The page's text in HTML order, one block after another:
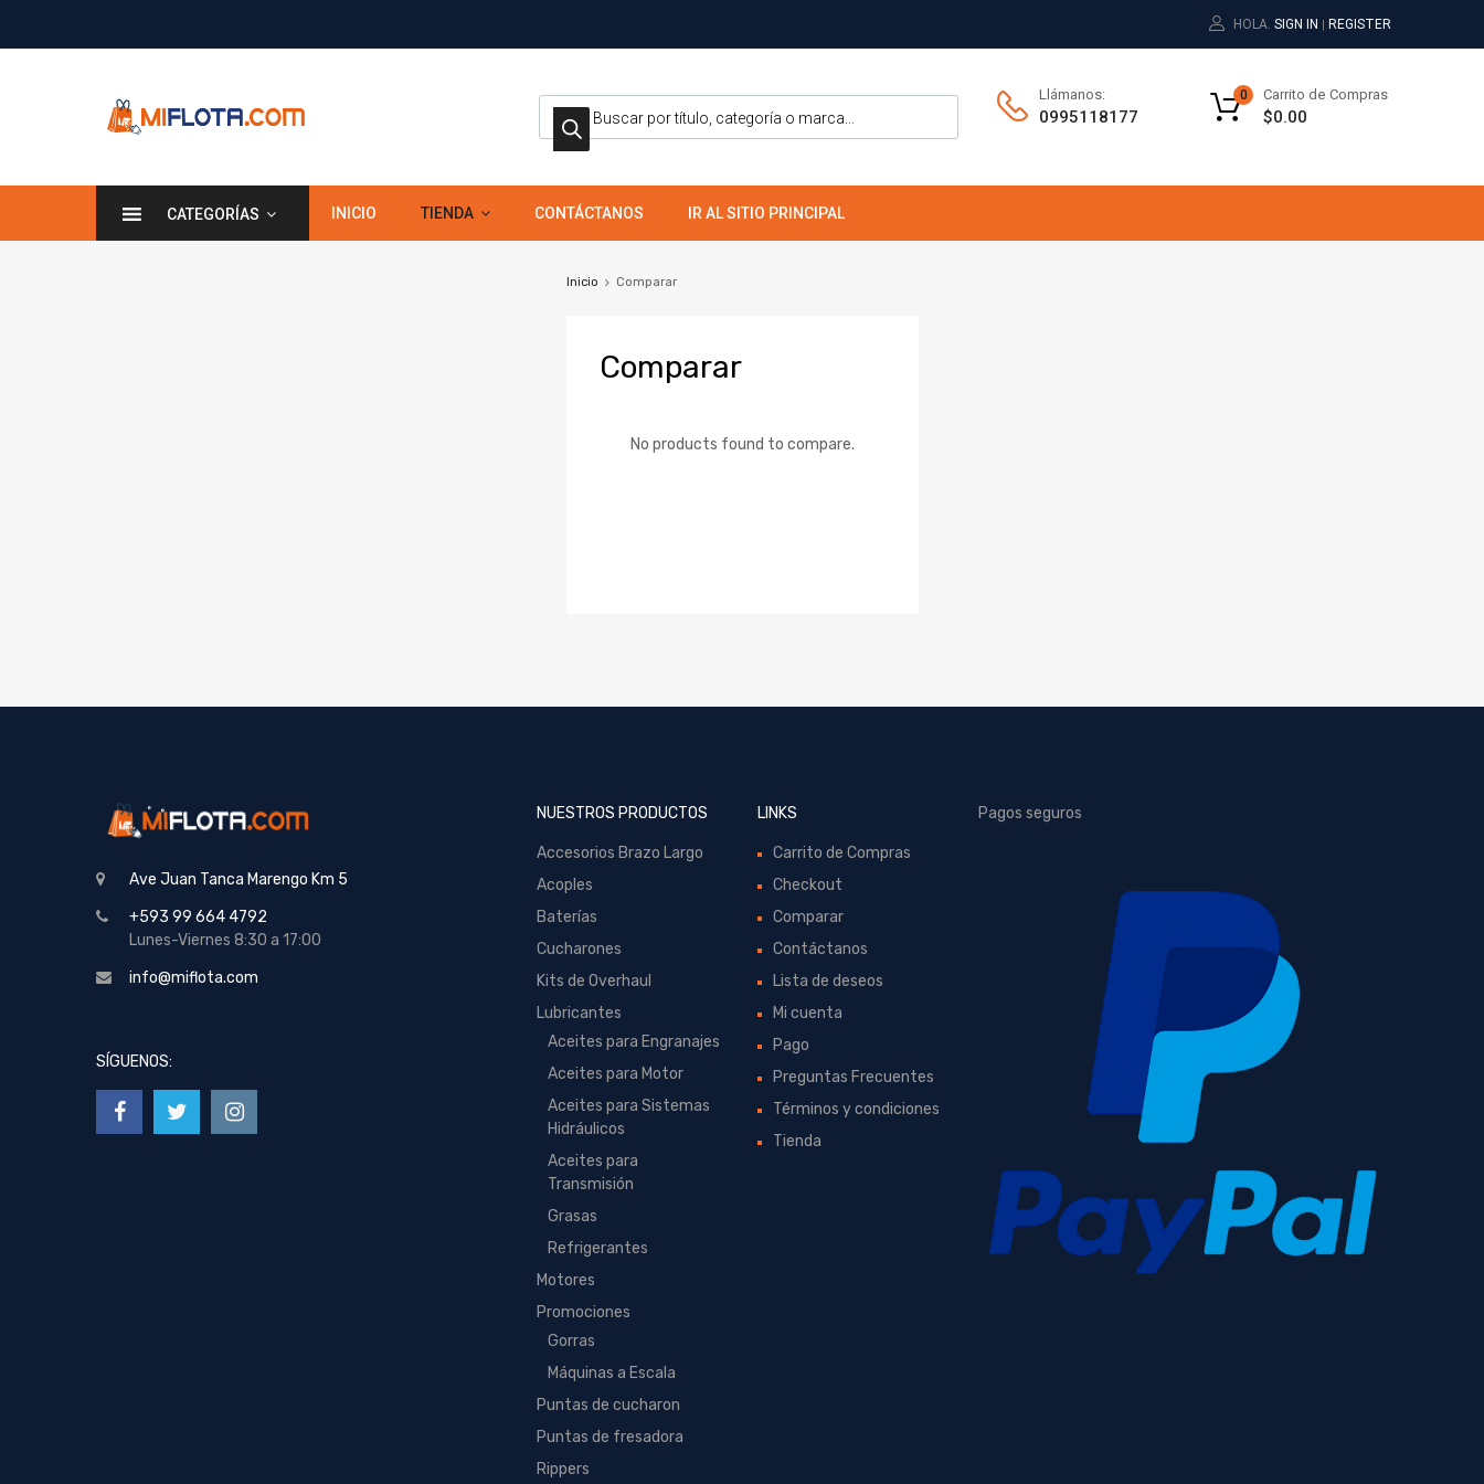
HOLA. SIGN IN REGISTER
Llámanos:
0995118177
Carrito de Compras
$0.00
0
CATEGORÍAS INICIO TIENDA CONTÁCTANOS IR AL SITIO PRINCIPAL
Inicio Comparar
Comparar
No products found to compare.
Ave Juan Tanca Marengo Km 5
+593 99 664 4792
Lunes-Viernes 8:30 a 17:00
info@miflota.com
SÍGUENOS:
NUESTROS PRODUCTOS
Accesorios Brazo Largo
Acoples
Baterías
Cucharones
Kits de Overhaul
Lubricantes
Aceites para Engranajes
Aceites para Motor
Aceites para Sistemas
Hidráulicos
Aceites para
Transmisión
Grasas
Refrigerantes
Motores
Promociones
Gorras
Máquinas a Escala
Puntas de cucharon
Puntas de fresadora
Rippers
LINKS
Carrito de Compras
Checkout
Comparar
Contáctanos
Lista de deseos
Mi cuenta
Pago
Preguntas Frecuentes
Términos y condiciones
Tienda
Pagos seguros